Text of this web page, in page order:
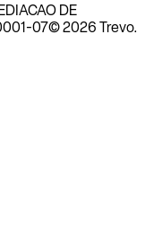
DE
07© 2026 Trevo.